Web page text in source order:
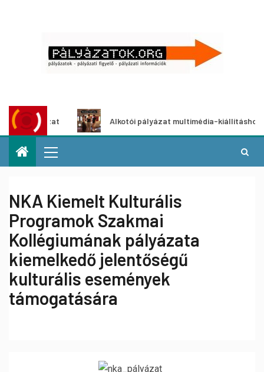
Alkotói pályázat multimédia-kiállításhoz
NKA Kiemelt Kulturális
Programok Szakmai
Kollégiumának pályázata
kiemelkedő jelentőségű
kulturális események
támogatására